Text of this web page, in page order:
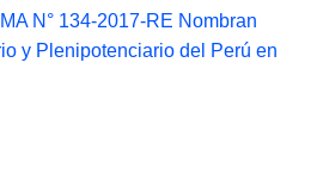
N° 134-2017-RE Nombran
y Plenipotenciario del Perú en